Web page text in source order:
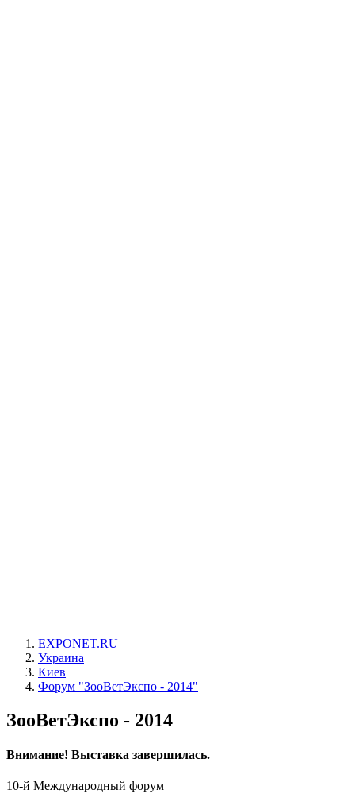
EXPONET.RU
Украина
Киев
Форум "ЗооВетЭкспо - 2014"
ЗооВетЭкспо - 2014
Внимание! Выставка завершилась.
10-й Международный форум